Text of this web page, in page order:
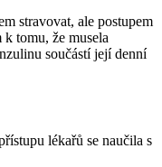
stravovat, ale postupem
tomu, že musela
součástí její denní
lékařů se naučila s